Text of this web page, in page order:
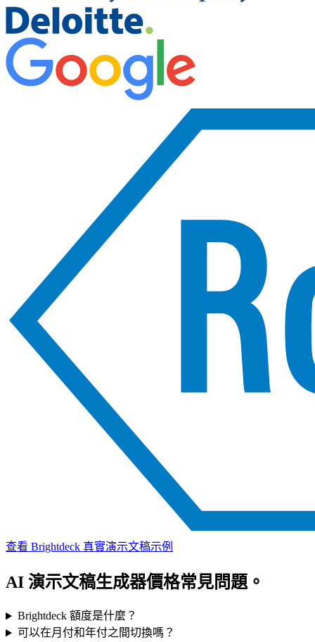
查看 Brightdeck 真實演示文稿示例
AI 演示文稿生成器價格常見問題。
Brightdeck 額度是什麼？
可以在月付和年付之間切換嗎？